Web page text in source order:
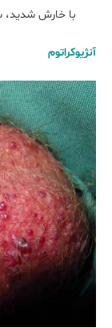
با خارش شدید،
آنژیوکراتوم